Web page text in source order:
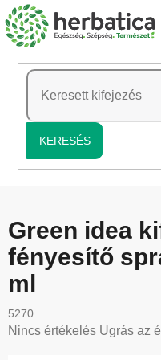
Ugrás
a
tartalomhoz
KERESÉS
Green idea
fényesítő
ml
5270
A
Nincs értékelés Ugrás az